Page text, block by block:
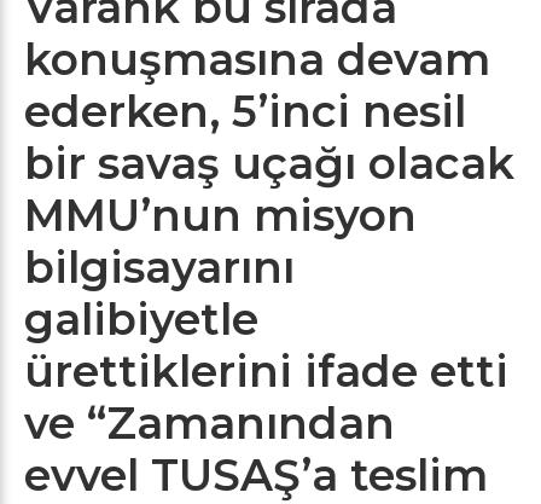
konuşmasına devam
ederken, 5’inci nesil
bir savaş uçağı olacak
MMU’nun misyon
bilgisayarını
galibiyetle
ürettiklerini ifade etti
ve “Zamanından
evvel TUSAŞ’a teslim